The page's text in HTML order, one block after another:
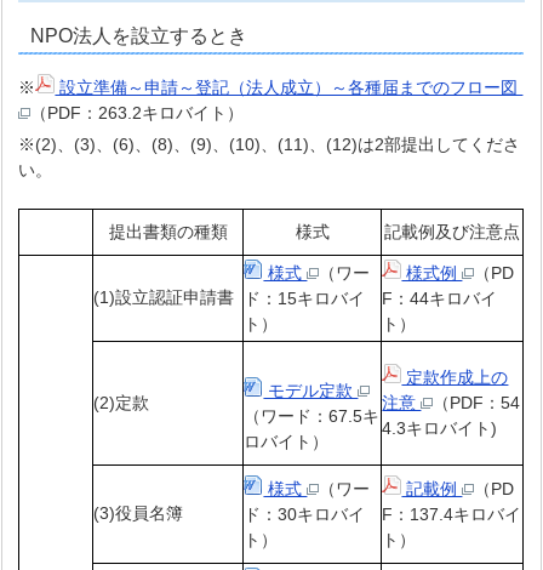
NPO法人を設立するとき
※
設立準備～申請～登記（法人成立）～各種届までのフロー図
（PDF：263.2キロバイト）
※(2)、(3)、(6)、(8)、(9)、(10)、(11)、(12)は2部提出してくださ
い。
提出書類の種類 様式 記載例及び注意点
(1)設立認証申請書
様式
（ワー
ド：15キロバイ
ト）
様式例
（PD
F：44キロバイ
ト）
(2)定款
モデル定款
（ワード：67.5キ
ロバイト）
定款作成上の
注意
（PDF：54
4.3キロバイト)
(3)役員名簿
様式
（ワー
ド：30キロバイ
ト）
記載例
（PD
F：137.4キロバイ
ト）